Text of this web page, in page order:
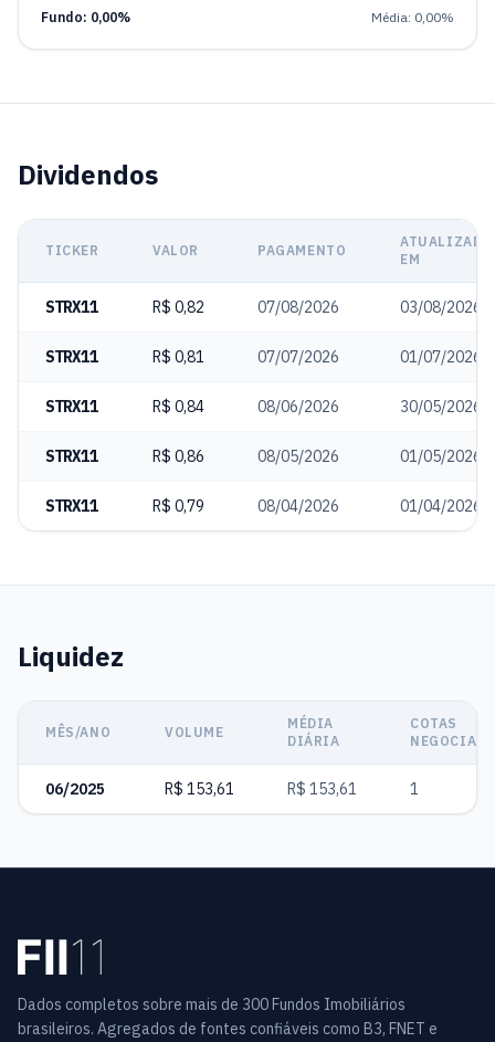
Fundo: 0,00% Média: 0,00%
Dividendos
TICKER VALOR PAGAMENTO
ATUALIZADO
EM
STRX11 R$ 0,82 07/08/2026 03/08/2026
STRX11 R$ 0,81 07/07/2026 01/07/2026
STRX11 R$ 0,84 08/06/2026 30/05/2026
STRX11 R$ 0,86 08/05/2026 01/05/2026
STRX11 R$ 0,79 08/04/2026 01/04/2026
Liquidez
MÊS/ANO VOLUME
MÉDIA
DIÁRIA
COTAS
06/2025 R$ 153,61 R$ 153,61 1
Dados completos sobre mais de 300 Fundos Imobiliários
brasileiros. Agregados de fontes confiáveis como B3, FNET e